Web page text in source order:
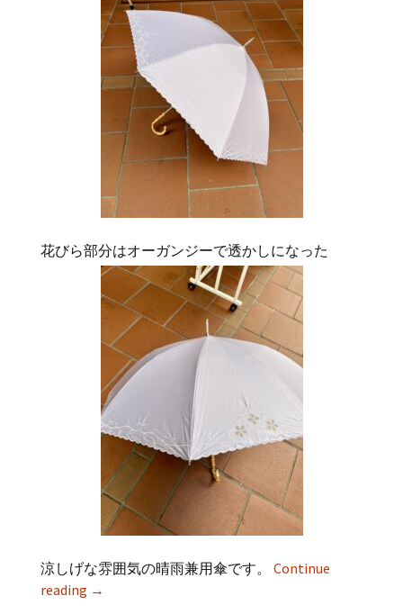
花びら部分はオーガンジーで透かしになった
涼しげな雰囲気の晴雨兼用傘です。
Continue
reading →